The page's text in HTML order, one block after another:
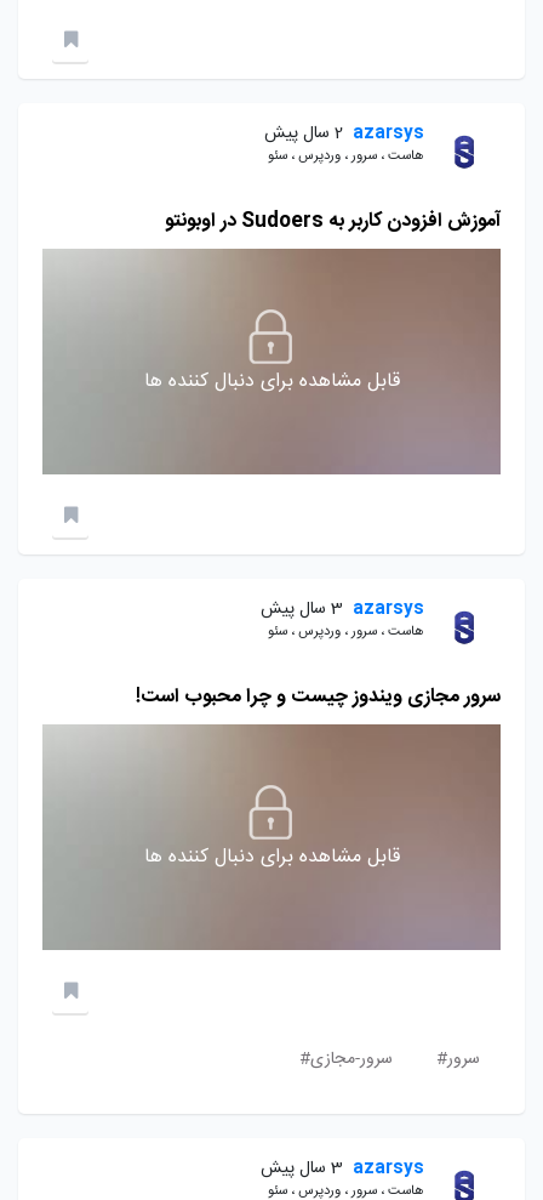
azarsys 2 سال پیش
هاست ، سرور ، وردپرس ، سئو
آموزش افزودن کاربر به Sudoers در اوبونتو
قابل مشاهده برای دنبال کننده ها
azarsys 3 سال پیش
هاست ، سرور ، وردپرس ، سئو
سرور مجازی ویندوز چیست و چرا محبوب است!
قابل مشاهده برای دنبال کننده ها
سرور# سرور-مجازی#
azarsys 3 سال پیش
هاست ، سرور ، وردپرس ، سئو